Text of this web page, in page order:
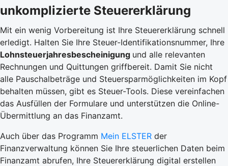
unkomplizierte Steuererklärung
Mit ein wenig Vorbereitung ist Ihre Steuererklärung schnell
erledigt. Halten Sie Ihre Steuer-Identifikationsnummer, Ihre
Lohnsteuerjahresbescheinigung und alle relevanten
Rechnungen und Quittungen griffbereit. Damit Sie nicht
alle Pauschalbeträge und Steuersparmöglichkeiten im Kopf
behalten müssen, gibt es Steuer-Tools. Diese vereinfachen
das Ausfüllen der Formulare und unterstützen die Online-
Übermittlung an das Finanzamt.
Auch über das Programm Mein ELSTER der
Finanzverwaltung können Sie Ihre steuerlichen Daten beim
Finanzamt abrufen, Ihre Steuererklärung digital erstellen